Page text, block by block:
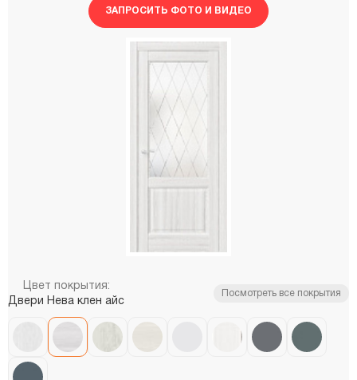
ЗАПРОСИТЬ ФОТО И ВИДЕО
Цвет покрытия:
Двери Нева клен айс
Посмотреть все покрытия